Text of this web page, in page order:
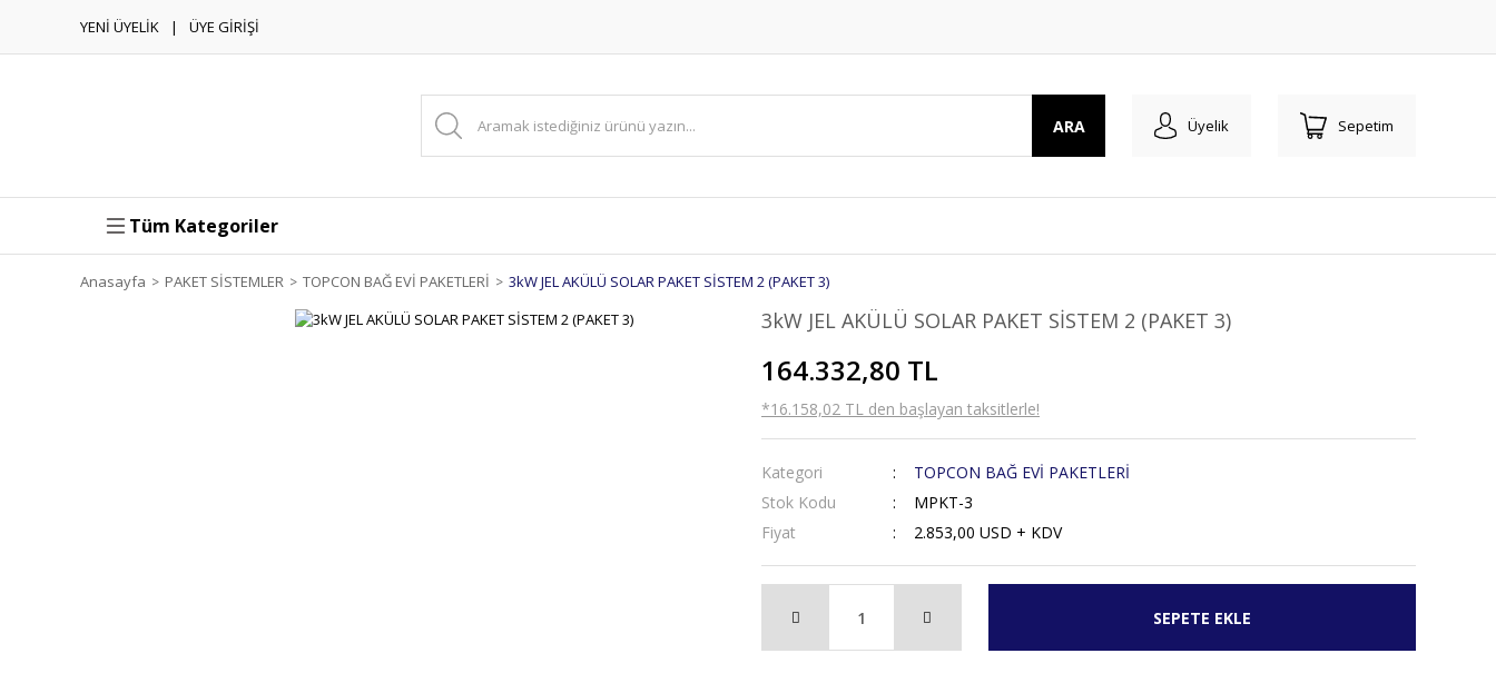
YENİ ÜYELİK ÜYE GİRİŞİ
ARA Üyelik Sepetim
Tüm Kategoriler
Anasayfa PAKET SİSTEMLER TOPCON BAĞ EVİ PAKETLERİ 3kW JEL AKÜLÜ SOLAR PAKET SİSTEM 2 (PAKET 3)
3kW JEL AKÜLÜ SOLAR PAKET SİSTEM 2 (PAKET 3)
164.332,80 TL
*16.158,02 TL den başlayan taksitlerle!
Kategori
TOPCON BAĞ EVİ PAKETLERİ
Stok Kodu
MPKT-3
Fiyat
2.853,00 USD + KDV
SEPETE EKLE